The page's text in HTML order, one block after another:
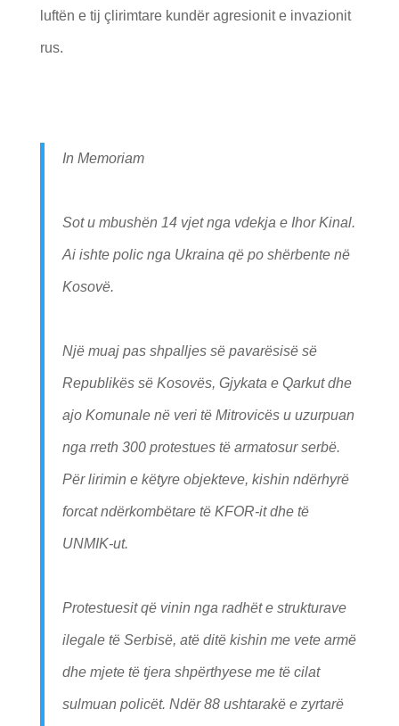
luftën e tij çlirimtare kundër agresionit e invazionit
rus.
In Memoriam
Sot u mbushën 14 vjet nga vdekja e Ihor Kinal.
Ai ishte polic nga Ukraina që po shërbente në
Kosovë.
Një muaj pas shpalljes së pavarësisë së
Republikës së Kosovës, Gjykata e Qarkut dhe
ajo Komunale në veri të Mitrovicës u uzurpuan
nga rreth 300 protestues të armatosur serbë.
Për lirimin e këtyre objekteve, kishin ndërhyrë
forcat ndërkombëtare të KFOR-it dhe të
UNMIK-ut.
Protestuesit që vinin nga radhët e strukturave
ilegale të Serbisë, atë ditë kishin me vete armë
dhe mjete të tjera shpërthyese me të cilat
sulmuan policët. Ndër 88 ushtarakë e zyrtarë